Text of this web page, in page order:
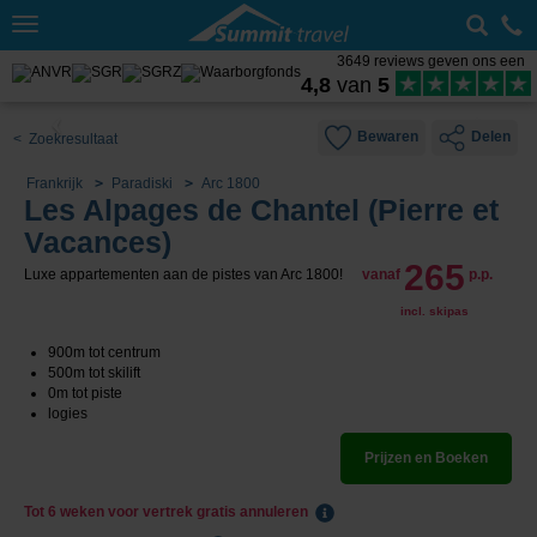
Toggle
3649 reviews geven ons een
4,8 van 5
< Zoekresultaat Bewaren Delen
Frankrijk Paradiski Arc 1800
Les Alpages de Chantel (Pierre et
Vacances)
Luxe appartementen aan de pistes van Arc 1800! vanaf 265 p.p.
incl. skipas
900m tot centrum
500m tot skilift
0m tot piste
logies
Prijzen en Boeken
Tot 6 weken voor vertrek gratis annuleren